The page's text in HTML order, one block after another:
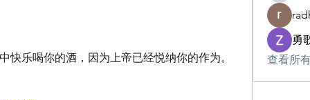
快乐喝你的酒，因为上帝已经悦纳你的作为。
勇
查看所